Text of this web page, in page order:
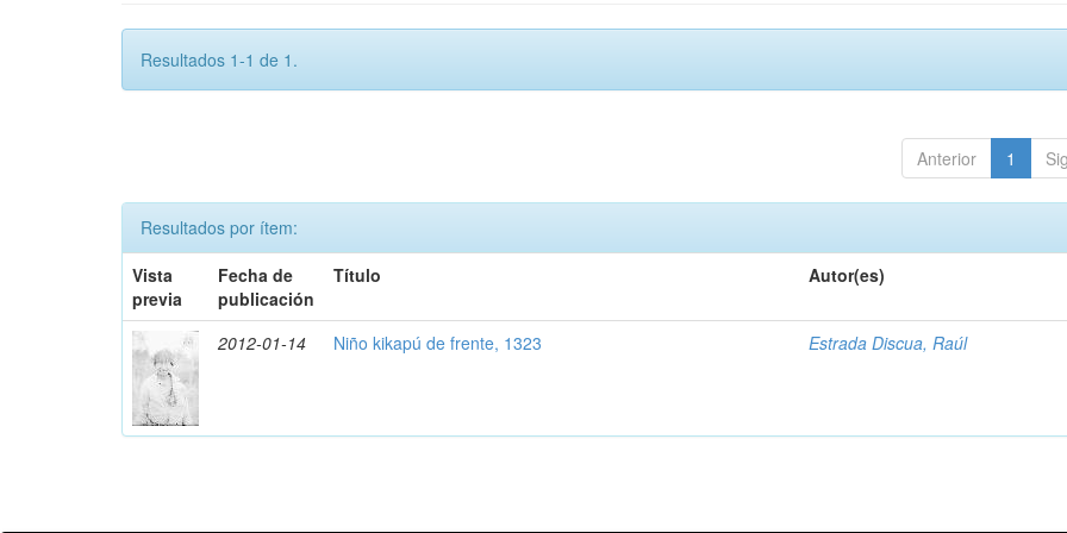
Resultados 1-1 de 1.
Anterior 1
Resultados por ítem:
Vista
previa
Fecha de
publicación
Título Autor(es)
2012-01-14 Niño kikapú de frente, 1323 Estrada Discua, Raúl